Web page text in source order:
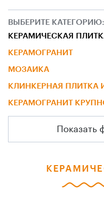
ВЫБЕРИТЕ КАТЕГОРИЮ:
КЕРАМИЧЕСКАЯ
КЕРАМОГРАНИТ
МОЗАИКА
КЛИНКЕРНАЯ ПЛИТКА
КЕРАМОГРАНИТ
Показать